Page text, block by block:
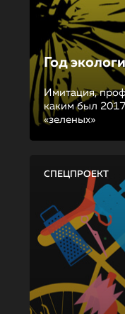
Год
Имитация,
каким был
«зеленых»
СПЕЦПРОЕКТ